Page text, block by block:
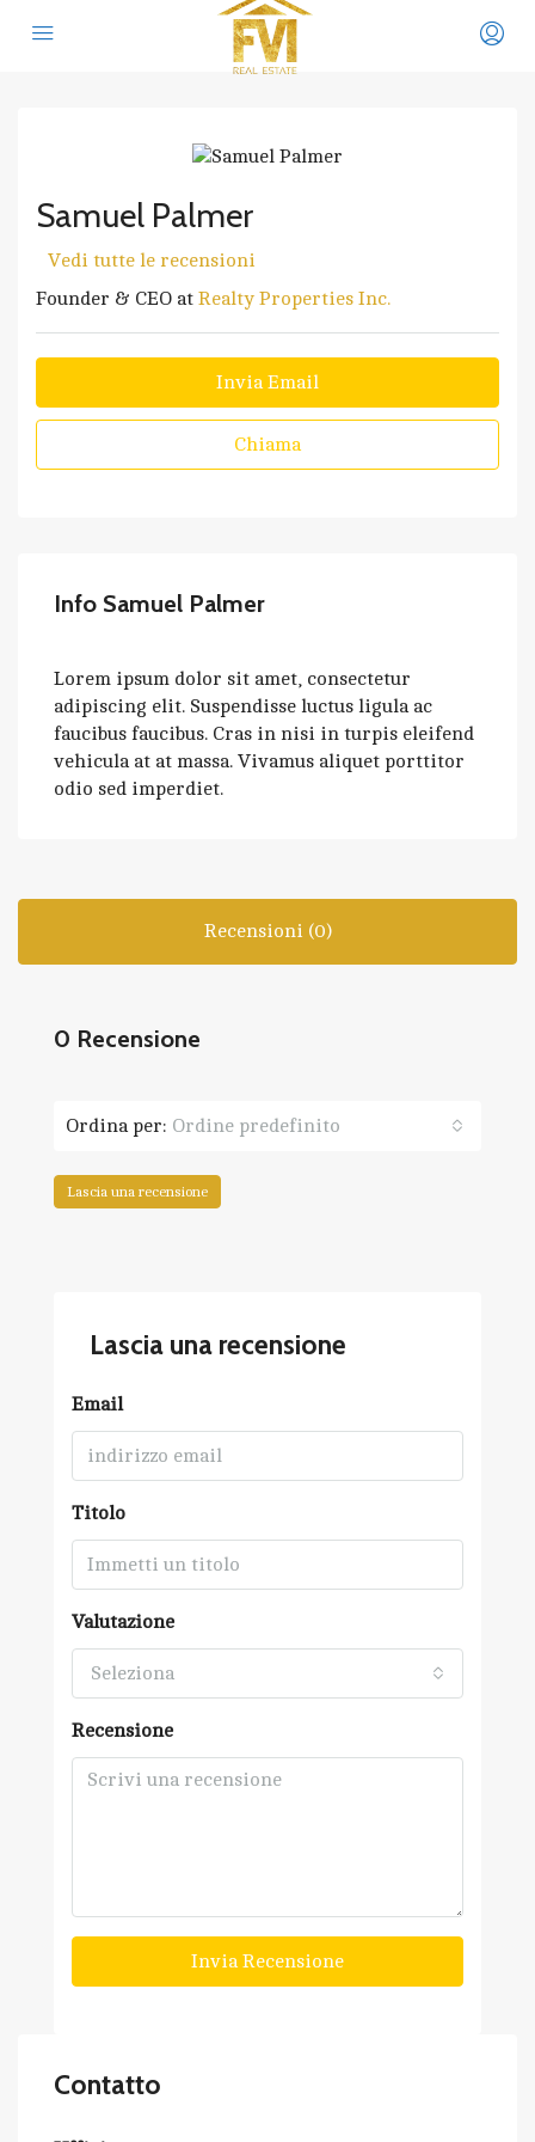
Samuel Palmer
Vedi tutte le recensioni
Founder & CEO at Realty Properties Inc.
Invia Email
Chiama
Info Samuel Palmer
Lorem ipsum dolor sit amet, consectetur
adipiscing elit. Suspendisse luctus ligula ac
faucibus faucibus. Cras in nisi in turpis eleifend
vehicula at at massa. Vivamus aliquet porttitor
odio sed imperdiet.
Recensioni (0)
0 Recensione
Ordina per: Ordine predefinito
Lascia una recensione
Lascia una recensione
Email
Titolo
Valutazione
Seleziona
Recensione
Invia Recensione
Contatto